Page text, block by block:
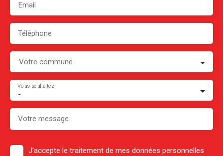
Email
Téléphone
Votre commune
-
Vous souhaitez
Votre message
J'accepte le traitement de mes données personnelles